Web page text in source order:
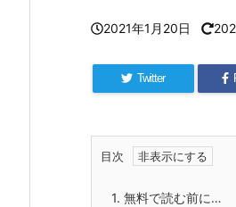
2021年1月20日
Twitter
目次
1. 無料で読む前に…